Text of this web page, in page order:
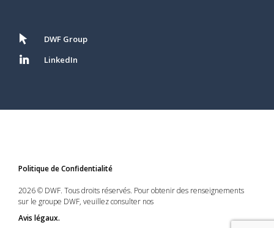
DWF Group
LinkedIn
Politique de Confidentialité
2026 © DWF. Tous droits réservés. Pour obtenir des renseignements
sur le groupe DWF, veuillez consulter nos
Avis légaux.